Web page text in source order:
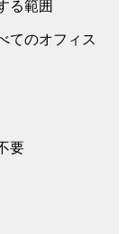
る範囲
てのオフィス
要